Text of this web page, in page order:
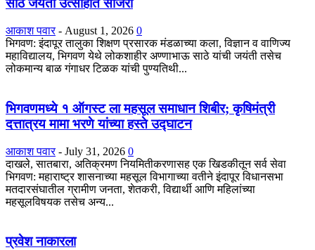
साठे जयंती उत्साहात साजरी
आकाश पवार - August 1, 2026 0
भिगवण: इंदापूर तालुका शिक्षण प्रसारक मंडळाच्या कला, विज्ञान व वाणिज्य
महाविद्यालय, भिगवण येथे लोकशाहीर अण्णाभाऊ साठे यांची जयंती तसेच
लोकमान्य बाळ गंगाधर टिळक यांची पुण्यतिथी...
भिगवणमध्ये १ ऑगस्ट ला महसूल समाधान शिबीर; कृषिमंत्री
दत्तात्रय मामा भरणे यांच्या हस्ते उद्घाटन
आकाश पवार - July 31, 2026 0
दाखले, सातबारा, अतिक्रमण नियमितीकरणासह एक खिडकीतून सर्व सेवा
भिगवण: महाराष्ट्र शासनाच्या महसूल विभागाच्या वतीने इंदापूर विधानसभा
मतदारसंघातील ग्रामीण जनता, शेतकरी, विद्यार्थी आणि महिलांच्या
महसूलविषयक तसेच अन्य...
प्रवेश नाकारला